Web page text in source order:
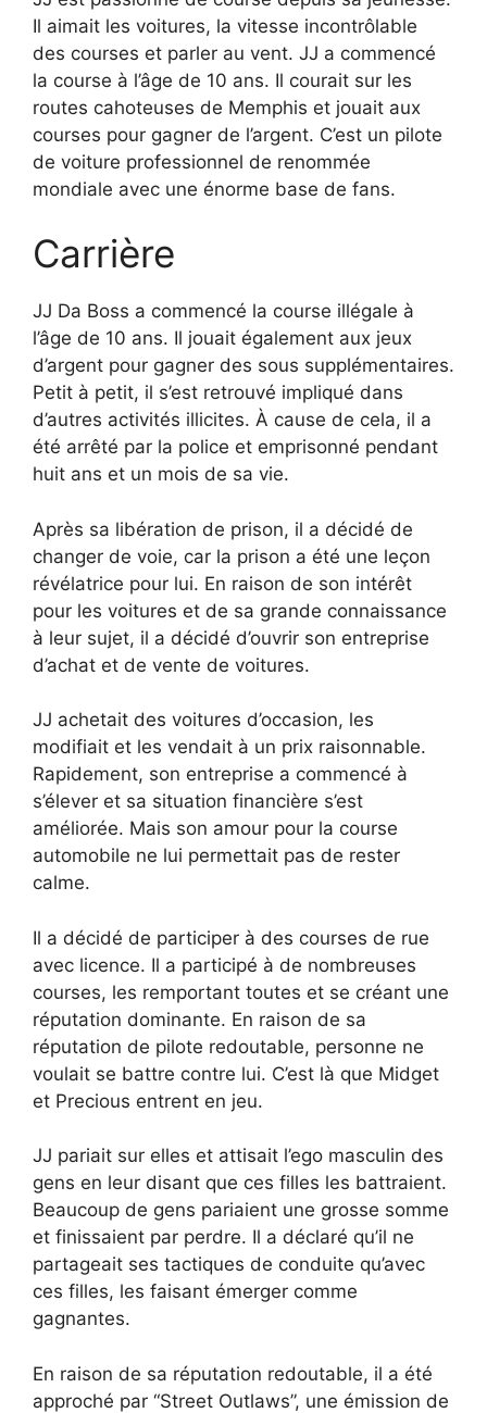
Il aimait les voitures, la vitesse incontrôlable
des courses et parler au vent. JJ a commencé
la course à l’âge de 10 ans. Il courait sur les
routes cahoteuses de Memphis et jouait aux
courses pour gagner de l’argent. C’est un pilote
de voiture professionnel de renommée
mondiale avec une énorme base de fans.
Carrière
JJ Da Boss a commencé la course illégale à
l’âge de 10 ans. Il jouait également aux jeux
d’argent pour gagner des sous supplémentaires.
Petit à petit, il s’est retrouvé impliqué dans
d’autres activités illicites. À cause de cela, il a
été arrêté par la police et emprisonné pendant
huit ans et un mois de sa vie.
Après sa libération de prison, il a décidé de
changer de voie, car la prison a été une leçon
révélatrice pour lui. En raison de son intérêt
pour les voitures et de sa grande connaissance
à leur sujet, il a décidé d’ouvrir son entreprise
d’achat et de vente de voitures.
JJ achetait des voitures d’occasion, les
modifiait et les vendait à un prix raisonnable.
Rapidement, son entreprise a commencé à
s’élever et sa situation financière s’est
améliorée. Mais son amour pour la course
automobile ne lui permettait pas de rester
calme.
Il a décidé de participer à des courses de rue
avec licence. Il a participé à de nombreuses
courses, les remportant toutes et se créant une
réputation dominante. En raison de sa
réputation de pilote redoutable, personne ne
voulait se battre contre lui. C’est là que Midget
et Precious entrent en jeu.
JJ pariait sur elles et attisait l’ego masculin des
gens en leur disant que ces filles les battraient.
Beaucoup de gens pariaient une grosse somme
et finissaient par perdre. Il a déclaré qu’il ne
partageait ses tactiques de conduite qu’avec
ces filles, les faisant émerger comme
gagnantes.
En raison de sa réputation redoutable, il a été
approché par “Street Outlaws”, une émission de